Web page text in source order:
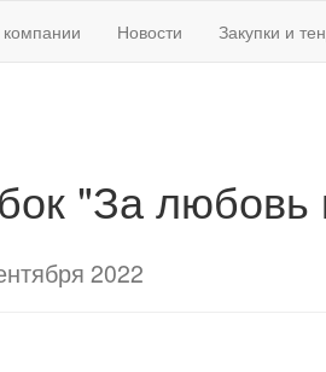
Новости Закупки и
"За любовь
2022